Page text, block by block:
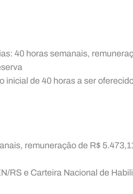
40 horas semanais,
inicial de 40 horas a ser
remuneração de R$
RS e Carteira Nacional de